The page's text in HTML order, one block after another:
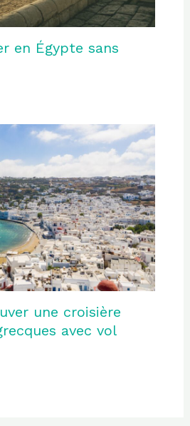
en Égypte sans
une croisière
avec vol